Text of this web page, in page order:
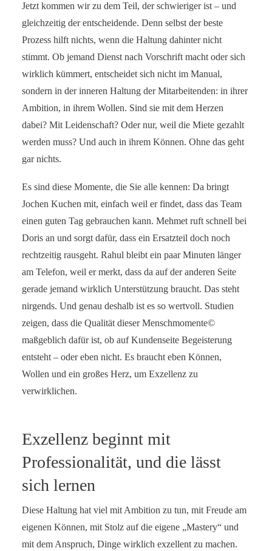
Jetzt kommen wir zu dem Teil, der schwieriger ist – und
gleichzeitig der entscheidende. Denn selbst der beste
Prozess hilft nichts, wenn die Haltung dahinter nicht
stimmt. Ob jemand Dienst nach Vorschrift macht oder sich
wirklich kümmert, entscheidet sich nicht im Manual,
sondern in der inneren Haltung der Mitarbeitenden: in ihrer
Ambition, in ihrem Wollen. Sind sie mit dem Herzen
dabei? Mit Leidenschaft? Oder nur, weil die Miete gezahlt
werden muss? Und auch in ihrem Können. Ohne das geht
gar nichts.
Es sind diese Momente, die Sie alle kennen: Da bringt
Jochen Kuchen mit, einfach weil er findet, dass das Team
einen guten Tag gebrauchen kann. Mehmet ruft schnell bei
Doris an und sorgt dafür, dass ein Ersatzteil doch noch
rechtzeitig rausgeht. Rahul bleibt ein paar Minuten länger
am Telefon, weil er merkt, dass da auf der anderen Seite
gerade jemand wirklich Unterstützung braucht. Das steht
nirgends. Und genau deshalb ist es so wertvoll. Studien
zeigen, dass die Qualität dieser Menschmomente©
maßgeblich dafür ist, ob auf Kundenseite Begeisterung
entsteht – oder eben nicht. Es braucht eben Können,
Wollen und ein großes Herz, um Exzellenz zu
verwirklichen.
Exzellenz beginnt mit
Professionalität, und die lässt
sich lernen
Diese Haltung hat viel mit Ambition zu tun, mit Freude am
eigenen Können, mit Stolz auf die eigene „Mastery“ und
mit dem Anspruch, Dinge wirklich exzellent zu machen.